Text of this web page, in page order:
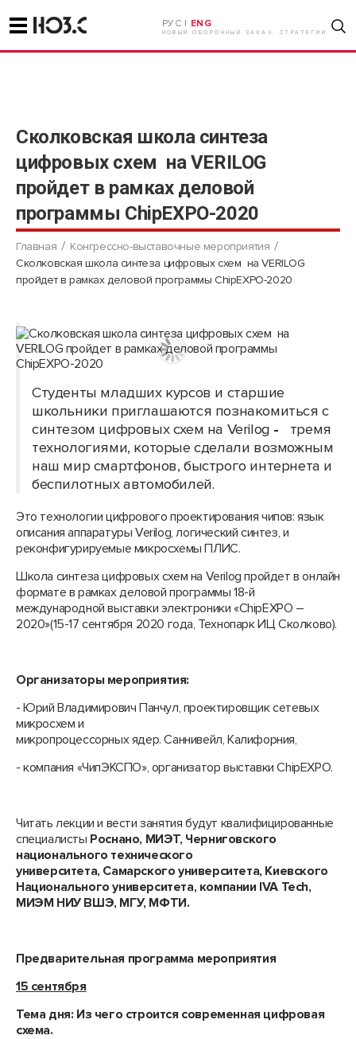
РУС | ENG
НОВЫЙ ОБОРОННЫЙ ЗАКАЗ. СТРАТЕГИИ
Сколковская школа синтеза
цифровых схем на VERILOG
пройдет в рамках деловой
программы ChipEXPO-2020
Главная
Конгрессно-выставочные мероприятия
Сколковская школа синтеза цифровых схем на VERILOG
пройдет в рамках деловой программы ChipEXPO-2020
Студенты младших курсов и старшие
школьники приглашаются познакомиться с
синтезом цифровых схем на Verilog -
тремя
технологиями, которые сделали возможным
наш мир смартфонов, быстрого интернета и
беспилотных автомобилей.
Это технологии цифрового проектирования чипов: язык
описания аппаратуры Verilog, логический синтез, и
реконфигурируемые микросхемы ПЛИС.
Школа синтеза цифровых схем на Verilog пройдет в онлайн
формате в рамках деловой программы 18-й
международной выставки электроники «ChipEXPO –
2020»(15-17 сентября 2020 года, Технопарк ИЦ Сколково).
Организаторы мероприятия:
- Юрий Владимирович Панчул, проектировщик сетевых
микросхем и
микропроцессорных ядер. Саннивейл, Калифорния,
- компания «ЧипЭКСПО», организатор выставки ChipEXPO.
Читать лекции и вести занятия будут квалифицированные
специалисты Роснано, МИЭТ, Черниговского
национального технического
университета, Самарского университета, Киевского
Национального университета, компании IVA Tech,
МИЭМ НИУ ВШЭ, МГУ, МФТИ.
Предварительная программа мероприятия
15 сентября
Тема дня: Из чего строится современная цифровая
схема.